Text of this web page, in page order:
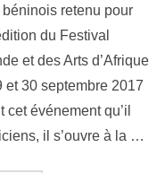
retenu pour
du Festival
et des Arts d’Afrique
et 30 septembre 2017
événement qu’il
il s’ouvre à la …